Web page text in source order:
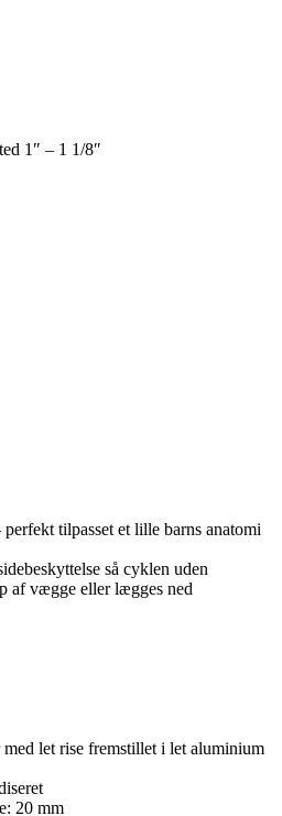
1″ – 1 1/8″
tilpasset et lille barns anatomi
så cyklen uden
af vægge eller lægges ned
let rise fremstillet i let aluminium
20 mm